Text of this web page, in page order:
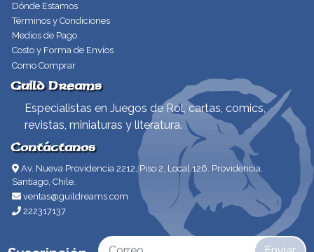
Dónde Estamos
Términos y Condiciones
Medios de Pago
Costo y Forma de Envíos
Como Comprar
Guild Dreams
Especialistas en Juegos de Rol, cartas, comics,
revistas, miniaturas y literatura.
Contáctanos
Av. Nueva Providencia 2212, Piso 2, Local 126. Providencia,
Santiago, Chile.
ventas@guildreams.com
222317137